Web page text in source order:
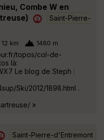
Combe W en
Saint-Pierre-
12 km 1460 m
topos/col-de-
là:
Le blog de Steph :
Ski/2012/1898.html .
»
Saint-Pierre-d'Entremont